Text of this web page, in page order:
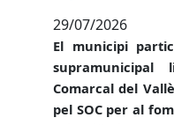
29/07/2026
El municipi
supramunicipal
Comarcal del
pel SOC per al